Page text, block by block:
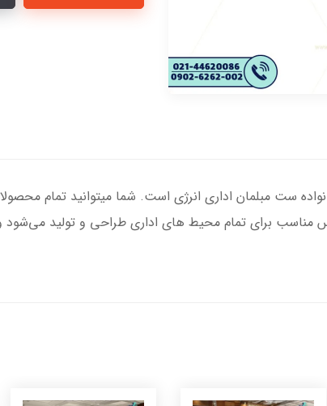
ست مبلمان اداری انرژی است. شما میتوانید تمام
مناسب برای تمام محیط های اداری طراحی و تولید